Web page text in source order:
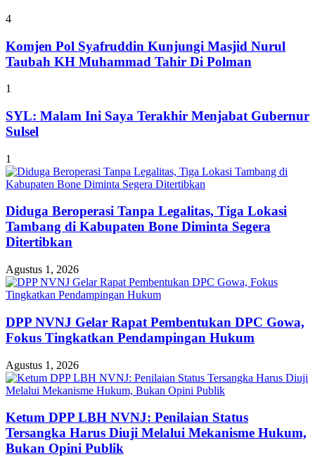
4
Komjen Pol Syafruddin Kunjungi Masjid Nurul
Taubah KH Muhammad Tahir Di Polman
1
SYL: Malam Ini Saya Terakhir Menjabat Gubernur
Sulsel
1
Diduga Beroperasi Tanpa Legalitas, Tiga Lokasi
Tambang di Kabupaten Bone Diminta Segera
Ditertibkan
Agustus 1, 2026
DPP NVNJ Gelar Rapat Pembentukan DPC Gowa,
Fokus Tingkatkan Pendampingan Hukum
Agustus 1, 2026
Ketum DPP LBH NVNJ: Penilaian Status
Tersangka Harus Diuji Melalui Mekanisme Hukum,
Bukan Opini Publik